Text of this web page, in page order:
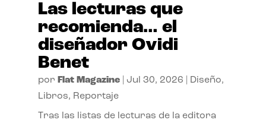
Las lecturas que
recomienda… el
diseñador Ovidi
Benet
por Flat Magazine| Jul 30, 2026 Diseño,
Libros, Reportaje
Tras las listas de lecturas de la editora